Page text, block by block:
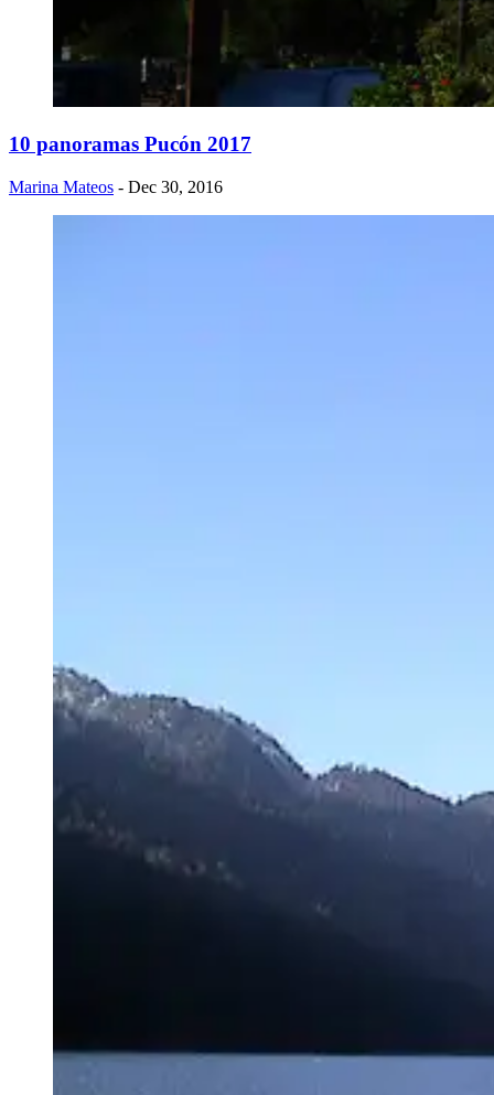
10 panoramas Pucón 2017
Marina Mateos - Dec 30, 2016